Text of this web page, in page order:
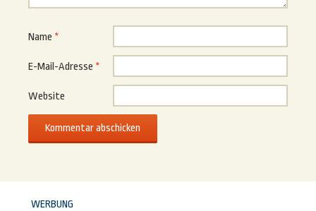
Name *
E-Mail-Adresse *
Website
WERBUNG